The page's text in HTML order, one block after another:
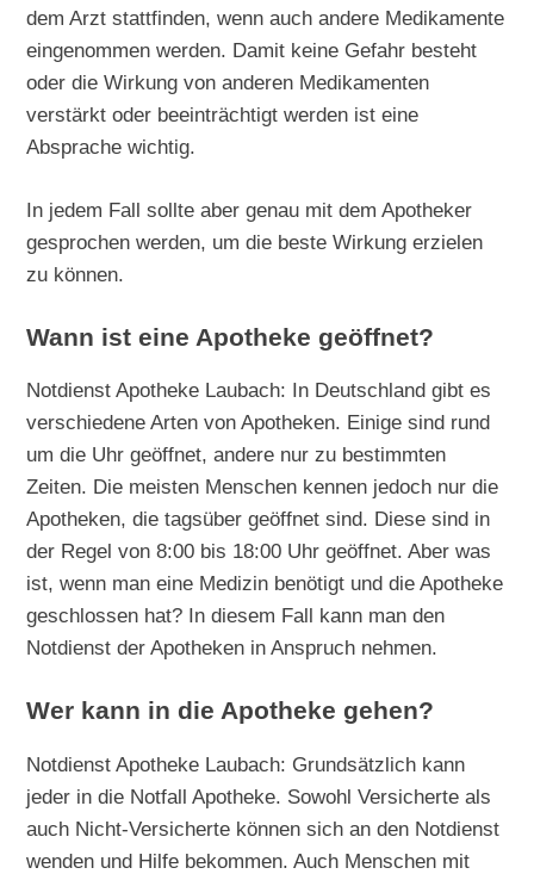
dem Arzt stattfinden, wenn auch andere Medikamente
eingenommen werden. Damit keine Gefahr besteht
oder die Wirkung von anderen Medikamenten
verstärkt oder beeinträchtigt werden ist eine
Absprache wichtig.
In jedem Fall sollte aber genau mit dem Apotheker
gesprochen werden, um die beste Wirkung erzielen
zu können.
Wann ist eine Apotheke geöffnet?
Notdienst Apotheke Laubach: In Deutschland gibt es
verschiedene Arten von Apotheken. Einige sind rund
um die Uhr geöffnet, andere nur zu bestimmten
Zeiten. Die meisten Menschen kennen jedoch nur die
Apotheken, die tagsüber geöffnet sind. Diese sind in
der Regel von 8:00 bis 18:00 Uhr geöffnet. Aber was
ist, wenn man eine Medizin benötigt und die Apotheke
geschlossen hat? In diesem Fall kann man den
Notdienst der Apotheken in Anspruch nehmen.
Wer kann in die Apotheke gehen?
Notdienst Apotheke Laubach: Grundsätzlich kann
jeder in die Notfall Apotheke. Sowohl Versicherte als
auch Nicht-Versicherte können sich an den Notdienst
wenden und Hilfe bekommen. Auch Menschen mit